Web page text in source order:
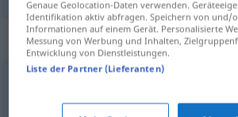
Synonyme für
Genaue Geolocation-Daten verwenden.
Identifikation aktiv abfragen. Speichern von und/
Informationen auf einem Gerät. Personalisierte
Messung von Werbung und Inhalten,
Entwicklung von Dienstleistungen.
Liste der Partner (Lieferanten)